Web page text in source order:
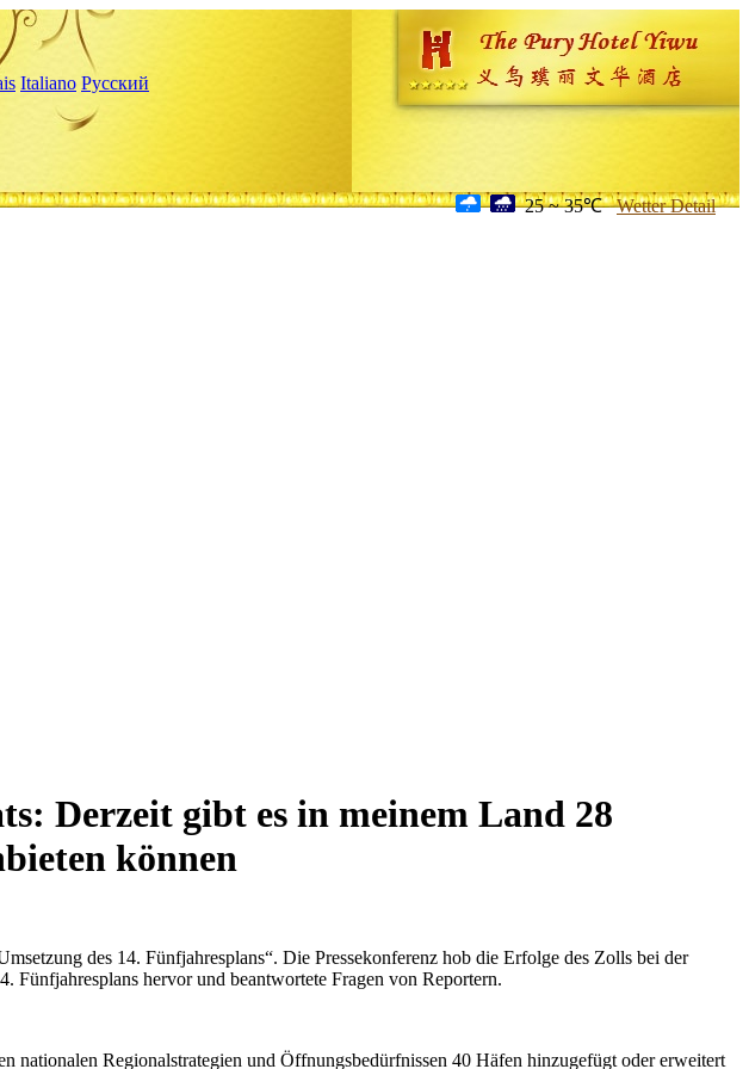
Italiano Русский
25 ~ 35℃ Wetter Detail
Derzeit gibt es in meinem Land 28
können
des 14. Fünfjahresplans“. Die Pressekonferenz hob die Erfolge des Zolls bei der
hervor und beantwortete Fragen von Reportern.
nationalen Regionalstrategien und Öffnungsbedürfnissen 40 Häfen hinzugefügt oder erweitert